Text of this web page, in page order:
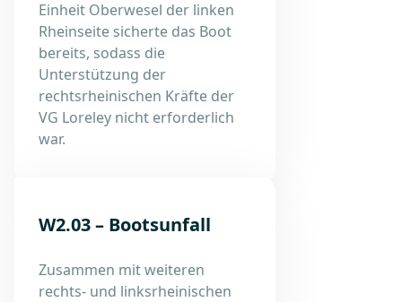
Einheit Oberwesel der linken
Rheinseite sicherte das Boot
bereits, sodass die
Unterstützung der
rechtsrheinischen Kräfte der
VG Loreley nicht erforderlich
war.
W2.03 – Bootsunfall
Zusammen mit weiteren
rechts- und linksrheinischen